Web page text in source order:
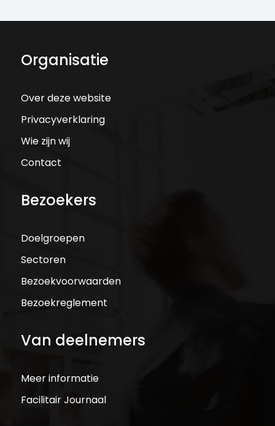
Organisatie
Over deze website
Privacyverklaring
Wie zijn wij
Contact
Bezoekers
Doelgroepen
Sectoren
Bezoekvoorwaarden
Bezoekreglement
Van deelnemers
Meer informatie
Facilitair Journaal